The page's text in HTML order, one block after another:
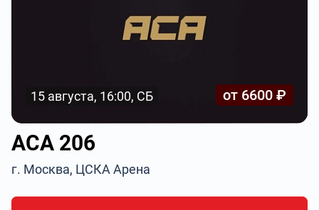
15 августа, 16:00, СБ от 6600 ₽
АСА 206
г. Москва, ЦСКА Арена